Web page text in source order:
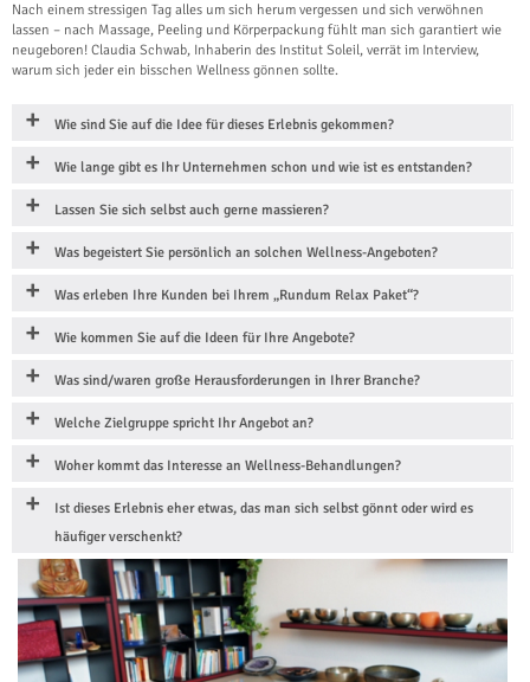
Nach einem stressigen Tag alles um sich herum vergessen und sich verwöhnen
lassen – nach Massage, Peeling und Körperpackung fühlt man sich garantiert wie
neugeboren! Claudia Schwab, Inhaberin des Institut Soleil, verrät im Interview,
warum sich jeder ein bisschen Wellness gönnen sollte.
Wie sind Sie auf die Idee für dieses Erlebnis gekommen?
Wie lange gibt es Ihr Unternehmen schon und wie ist es entstanden?
Lassen Sie sich selbst auch gerne massieren?
Was begeistert Sie persönlich an solchen Wellness-Angeboten?
Was erleben Ihre Kunden bei Ihrem „Rundum Relax Paket“?
Wie kommen Sie auf die Ideen für Ihre Angebote?
Was sind/waren große Herausforderungen in Ihrer Branche?
Welche Zielgruppe spricht Ihr Angebot an?
Woher kommt das Interesse an Wellness-Behandlungen?
Ist dieses Erlebnis eher etwas, das man sich selbst gönnt oder wird es
häufiger verschenkt?